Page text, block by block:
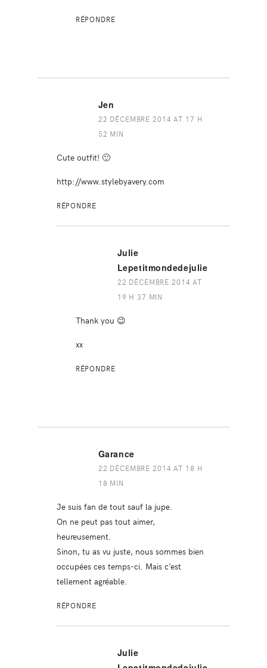
RÉPONDRE
Jen
22 DÉCEMBRE 2014 AT 17 H
52 MIN
Cute outfit! 🙂
http://www.stylebyavery.com
RÉPONDRE
Julie
Lepetitmondedejulie
22 DÉCEMBRE 2014 AT
19 H 37 MIN
Thank you 😉
xx
RÉPONDRE
Garance
22 DÉCEMBRE 2014 AT 18 H
18 MIN
Je suis fan de tout sauf la jupe.
On ne peut pas tout aimer,
heureusement.
Sinon, tu as vu juste, nous sommes bien
occupées ces temps-ci. Mais c’est
tellement agréable.
RÉPONDRE
Julie